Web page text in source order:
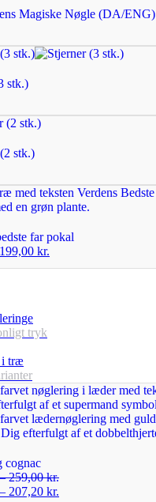
Magiske Nøgle (DA/ENG)
stk.)
stk.)
far pokal
199,00 kr.
tryk
i træ
cognac
259,00kr.
– 207,20 kr.